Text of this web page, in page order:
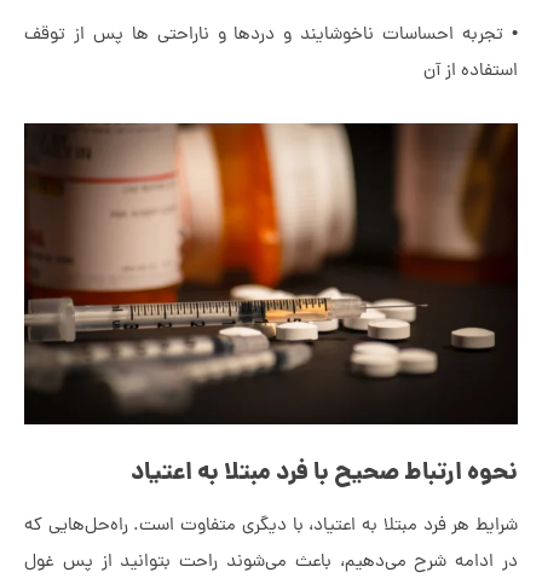
احساسات ناخوشایند و دردها و ناراحتی ها پس از توقف
از آن
ارتباط صحیح با فرد مبتلا به اعتیاد
هر فرد مبتلا به اعتیاد، با دیگری متفاوت است. راه‌حل‌هایی که
ادامه شرح می‌دهیم، باعث می‌شوند راحت بتوانید از پس غول